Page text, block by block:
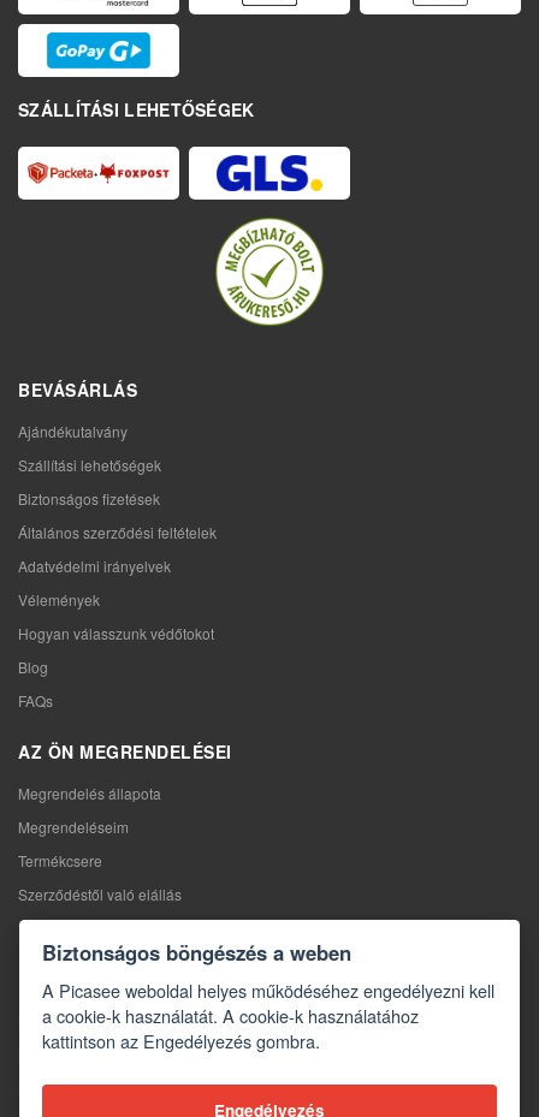
SZÁLLÍTÁSI LEHETŐSÉGEK
BEVÁSÁRLÁS
Ajándékutalvány
Szállítási lehetőségek
Biztonságos fizetések
Általános szerződési feltételek
Adatvédelmi irányelvek
Vélemények
Hogyan válasszunk védőtokot
Blog
FAQs
AZ ÖN MEGRENDELÉSEI
Megrendelés állapota
Megrendeléseim
Termékcsere
Szerződéstől való elállás
Reklamáció
KAPCSOLAT
Kapcsolat
Kapcsolatfelvételi űrlap
Nagykereskedelem
Biztonságos böngészés a weben
A Picasee weboldal helyes működéséhez engedélyezni kell
a cookie-k használatát. A cookie-k használatához
kattintson az Engedélyezés gombra.
Engedélyezés